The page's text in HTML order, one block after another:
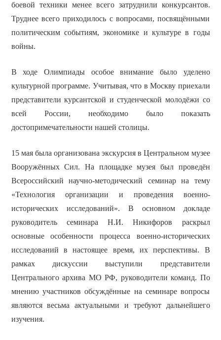
боевой техники менее всего затруднили конкурсантов.
Труднее всего приходилось с вопросами, посвящёнными
политическим событиям, экономике и культуре в годы
войны.
В ходе Олимпиады особое внимание было уделено
культурной программе. Учитывая, что в Москву приехали
представители курсантской и студенческой молодёжи со
всей России, необходимо было показать
достопримечательности нашей столицы.
15 мая была организована экскурсия в Центральном музее
Вооружённых Сил. На площадке музея был проведён
Всероссийский научно-методический семинар на тему
«Технология организации и проведения военно-
исторических исследований». В основном докладе
руководитель семинара Н.И. Никифоров раскрыл
основные особенности процесса военно-исторических
исследований в настоящее время, их перспективы. В
рамках дискуссии выступили представители
Центрального архива МО РФ, руководители команд. По
мнению участников обсуждённые на семинаре вопросы
являются весьма актуальными и требуют дальнейшего
изучения.